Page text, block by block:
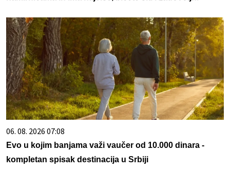
06. 08. 2026 07:08
Evo u kojim banjama važi vaučer od 10.000 dinara -
kompletan spisak destinacija u Srbiji